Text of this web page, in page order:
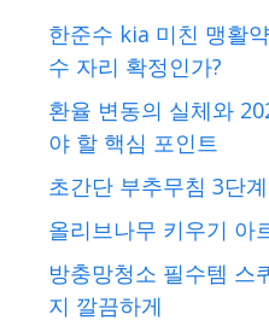
한준수 kia 미친 맹활
수 자리 확정인가?
환율 변동의 실체와
야 할 핵심 포인트
초간단 부추무침 3단
올리브나무 키우기 아
방충망청소 필수템 스
지 깔끔하게